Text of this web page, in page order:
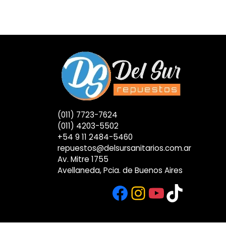
(011) 7723-7624
(011) 4203-5502
+54 9 11 2484-5460
repuestos@delsursanitarios.com.ar
Av. Mitre 1755
Avellaneda, Pcia. de Buenos Aires
Facebook
Instagram
TikTok